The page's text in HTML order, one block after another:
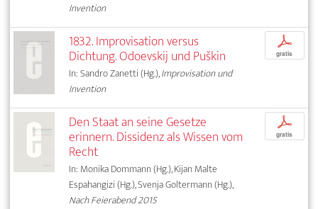
Invention
1832. Improvisation versus
Dichtung. Odoevskij und Puškin
In: Sandro Zanetti (Hg.),Improvisation und
Invention
p
gratis
Den Staat an seine Gesetze
erinnern. Dissidenz als Wissen vom
Recht
In: Monika Dommann (Hg.), Kijan Malte
Espahangizi (Hg.), Svenja Goltermann (Hg.),
Nach Feierabend 2015
p
gratis